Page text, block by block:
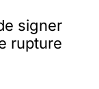
signer
rupture